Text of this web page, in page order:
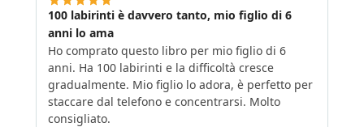
100 labirinti è davvero tanto, mio figlio di 6
anni lo ama
Ho comprato questo libro per mio figlio di 6
anni. Ha 100 labirinti e la difficoltà cresce
gradualmente. Mio figlio lo adora, è perfetto per
staccare dal telefono e concentrarsi. Molto
consigliato.